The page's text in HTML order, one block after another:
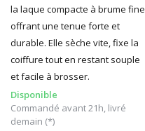
la laque compacte à brume fine
offrant une tenue forte et
durable. Elle sèche vite, fixe la
coiffure tout en restant souple
et facile à brosser.
Disponible
Commandé avant 21h, livré
demain (*)